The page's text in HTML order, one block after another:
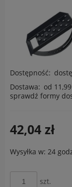
Dostępność:
Dostawa: od 11,99
Cena nie zawiera
sprawdź formy
42,04 zł
Wysyłka w: 24
szt.